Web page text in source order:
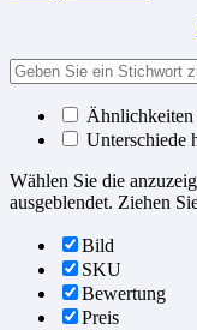
Ähnlichkeiten
Unterschiede
Wählen Sie die
ausgeblendet. Ziehen
Bild
SKU
Bewertung
Preis